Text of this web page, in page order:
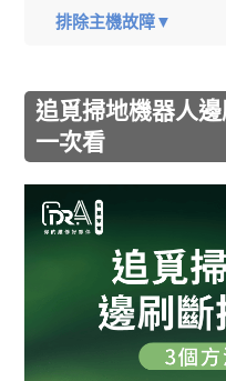
排除主機故障▼
追覓掃地機器人
一次看